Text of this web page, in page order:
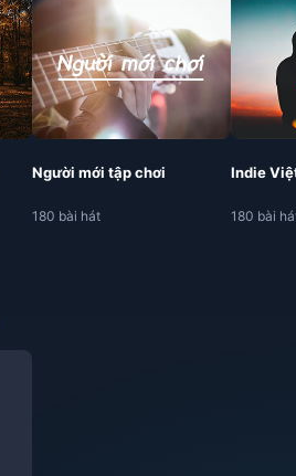
Người mới tập chơi
180 bài hát
Indie
180 bài